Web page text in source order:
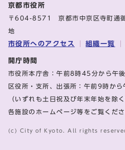
京都市役所
〒604-8571 京都市中京区寺町通
地
市役所へのアクセス 組織一覧
開庁時間
市役所本庁舎：午前8時45分から
区役所・支所、出張所：午前9時か
（いずれも土日祝及び年末年始を除
各施設のホームページ等をご覧くださ
(c) City of Kyoto. All rights